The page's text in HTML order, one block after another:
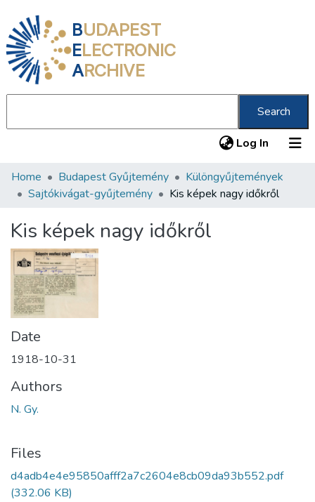
BUDAPEST
ELECTRONIC
ARCHIVE
Search
Log In (current)
Communities & Collections
Statistics
About us
Home Budapest Gyűjtemény
Különgyűjtemények
Sajtókivágat-gyűjtemény
Kis képek nagy időkről
Kis képek nagy időkről
Date
1918-10-31
Authors
N. Gy.
Files
d4adb4e4e95850afff2a7c2604e8cb09da93b552.pdf
(332.06 KB)